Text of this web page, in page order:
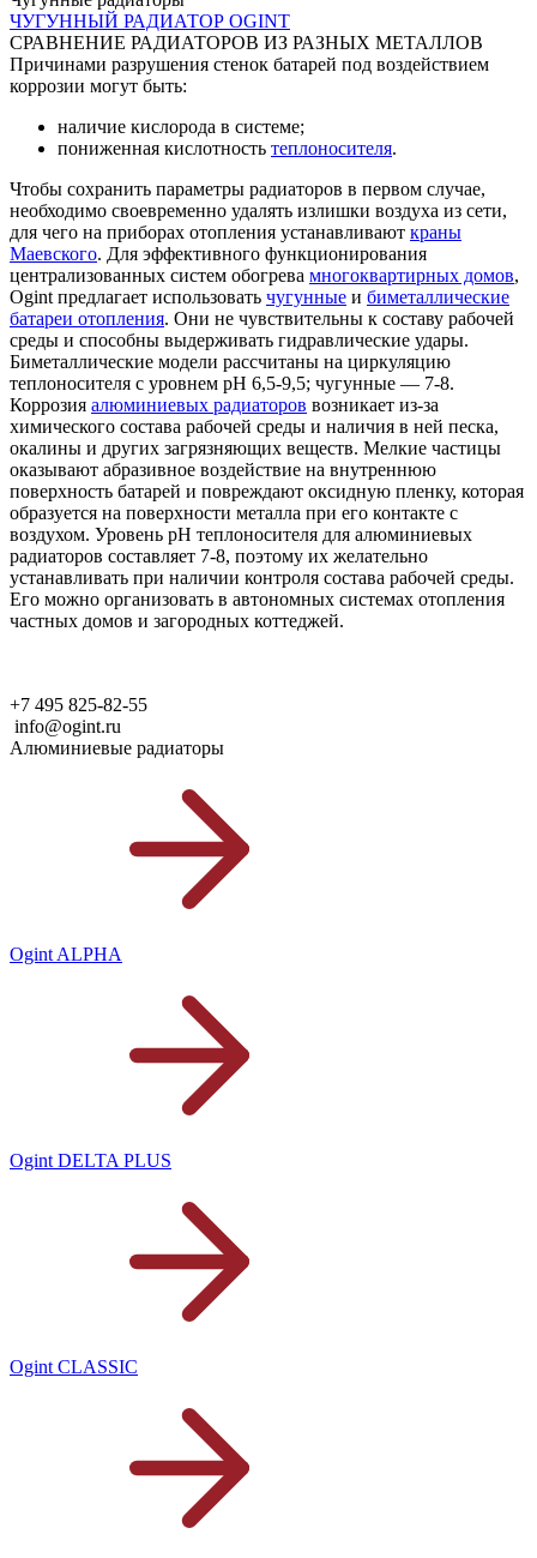
ЧУГУННЫЙ РАДИАТОР OGINT
СРАВНЕНИЕ РАДИАТОРОВ ИЗ РАЗНЫХ МЕТАЛЛОВ
Причинами разрушения стенок батарей под воздействием
коррозии могут быть:
наличие кислорода в системе;
пониженная кислотность теплоносителя.
Чтобы сохранить параметры радиаторов в первом случае,
необходимо своевременно удалять излишки воздуха из сети,
для чего на приборах отопления устанавливают краны
Маевского. Для эффективного функционирования
централизованных систем обогрева многоквартирных домов,
Ogint предлагает использовать чугунные и биметаллические
батареи отопления. Они не чувствительны к составу рабочей
среды и способны выдерживать гидравлические удары.
Биметаллические модели рассчитаны на циркуляцию
теплоносителя с уровнем pH 6,5-9,5; чугунные — 7-8.
Коррозия алюминиевых радиаторов возникает из-за
химического состава рабочей среды и наличия в ней песка,
окалины и других загрязняющих веществ. Мелкие частицы
оказывают абразивное воздействие на внутреннюю
поверхность батарей и повреждают оксидную пленку, которая
образуется на поверхности металла при его контакте с
воздухом. Уровень pH теплоносителя для алюминиевых
радиаторов составляет 7-8, поэтому их желательно
устанавливать при наличии контроля состава рабочей среды.
Его можно организовать в автономных системах отопления
частных домов и загородных коттеджей.
+7 495 825-82-55
info@ogint.ru
Алюминиевые радиаторы
Ogint ALPHA
Ogint DELTA PLUS
Ogint CLASSIC